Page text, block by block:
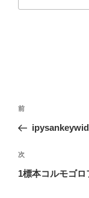
投
ナ
ビ
ゲ
前
の
稿
前
次
の
次
1標本コルモゴ